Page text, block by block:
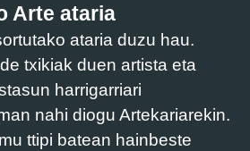
Arte ataria
ataria duzu hau.
txikiak duen artista eta
harrigarriari
nahi diogu Artekariarekin.
ttipi batean hainbeste